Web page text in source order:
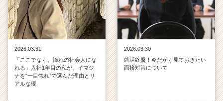
2026.03.31
「ここでなら、憧れの社会人にな
れる」入社1年目の私が、イマジ
ナを“一目惚れ”で選んだ理由とリ
アルな現
2026.03.30
就活終盤！今だから見ておきたい
面接対策について